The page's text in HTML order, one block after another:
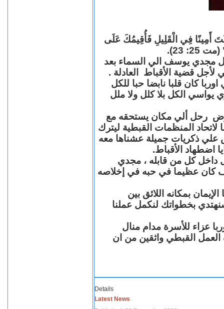
أَمِينًا فِي الْقَلِيلِ فَأُقِيمُكَ عَلَى
23).
مجدي يوسف الي السماء بعد
قضية الأقباط العادلة .
كان قلبا نابضا حبا للكل
يواسي الكل بلا كلل ولا ملل
رحل ألي مكان يستحقه مع
المنظمات القبطية ليترك
علي ذكريات جميلة عشناها معه
اضطهاد الأقباط.
داخل كل من قابله ، مجدي
عظيما في حبه في إخلاصه
بمكانه اللائق بين
بخطواتك لنكمل عملنا
عزاء للأسرة مدام منال
العمل القبطي واثقين من ان
Details
Latest News